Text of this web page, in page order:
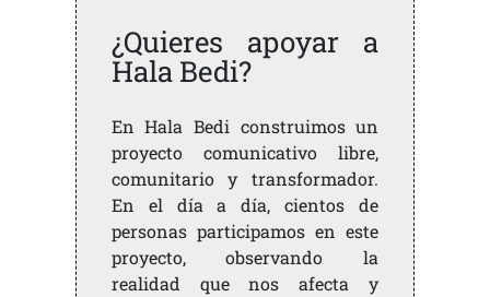
¿Quieres apoyar a
Hala Bedi?
En Hala Bedi construimos un
proyecto comunicativo libre,
comunitario y transformador.
En el día a día, cientos de
personas participamos en este
proyecto, observando la
realidad que nos afecta y